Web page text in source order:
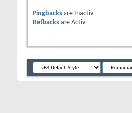
Pingbacks are
Inactiv
Refbacks are Activ